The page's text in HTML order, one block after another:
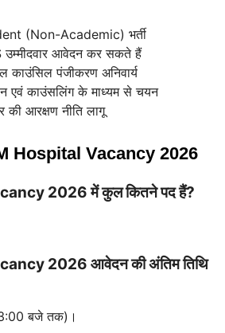
(Non-Academic) भर्ती
आवेदन कर सकते हैं
काउंसिल पंजीकरण अनिवार्य
एवं काउंसलिंग के माध्यम से चयन
की आरक्षण नीति लागू
Hospital Vacancy 2026
2026 में कुल कितने पद हैं?
2026 आवेदन की अंतिम तिथि
3:00 बजे तक)।